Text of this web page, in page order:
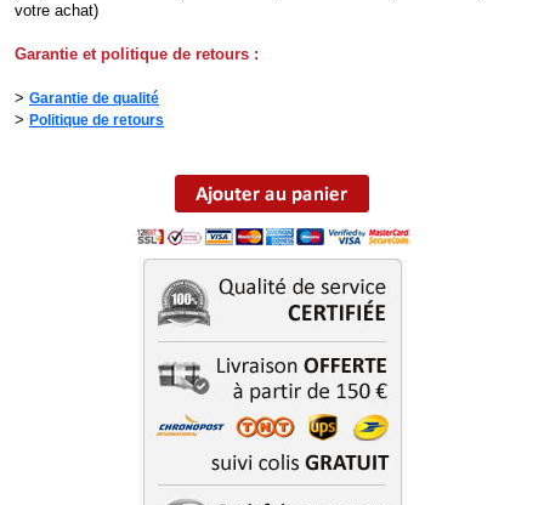
votre achat)
Garantie et politique de retours :
> Garantie de qualité
> Politique de retours